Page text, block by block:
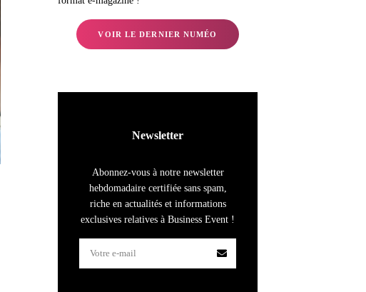
VOIR LE DERNIER NUMÉO
Newsletter
Abonnez-vous à notre newsletter
hebdomadaire certifiée sans spam,
riche en actualités et informations
exclusives relatives à Business Event !